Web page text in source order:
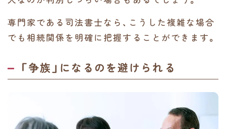
専門家である司法書士なら、こうした複雑な場合
でも相続関係を明確に把握することができます。
「争族」になるのを避けられる